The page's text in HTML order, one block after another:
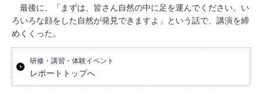
最後に、「まずは、皆さん自然の中に足を運んでください。い
ろいろな顔をした自然が発見できますよ」という話で、講演を締
めくくった。
研修・講習・体験イベント
レポートトップへ